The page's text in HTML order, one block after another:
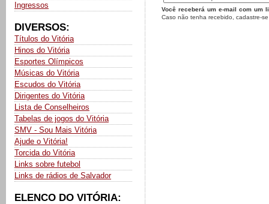
Ingressos
DIVERSOS:
Títulos do Vitória
Hinos do Vitória
Esportes Olímpicos
Músicas do Vitória
Escudos do Vitória
Dirigentes do Vitória
Lista de Conselheiros
Tabelas de jogos do Vitória
SMV - Sou Mais Vitória
Ajude o Vitória!
Torcida do Vitória
Links sobre futebol
Links de rádios de Salvador
ELENCO DO VITÓRIA:
Você receberá um e-mail com um
Caso não tenha recebido, cadastre-